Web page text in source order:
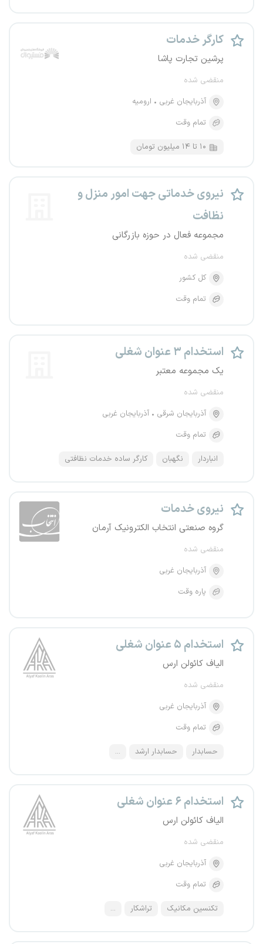
کارگر خدمات
پرشین تجارت پاشا
منقضی شده
آذربایجان غربی
ارومیه
تمام وقت
۱۰ تا ۱۴ میلیون تومان
نیروی خدماتی جهت امور منزل و
نظافت
مجموعه فعال در حوزه بازرگانی
منقضی شده
کل کشور
تمام وقت
استخدام ۳ عنوان شغلی
یک مجموعه معتبر
منقضی شده
آذربایجان شرقی
آذربایجان غربی
تمام وقت
انباردار نگهبان کارگر ساده خدمات نظافتی
نیروی خدمات
گروه صنعتی انتخاب الکترونیک آرمان
منقضی شده
آذربایجان غربی
پاره وقت
استخدام ۵ عنوان شغلی
الیاف کائولن ارس
منقضی شده
آذربایجان غربی
تمام وقت
حسابدار حسابدار ارشد ...
استخدام ۶ عنوان شغلی
الیاف کائولن ارس
منقضی شده
آذربایجان غربی
تمام وقت
تکنسین مکانیک تراشکار ...